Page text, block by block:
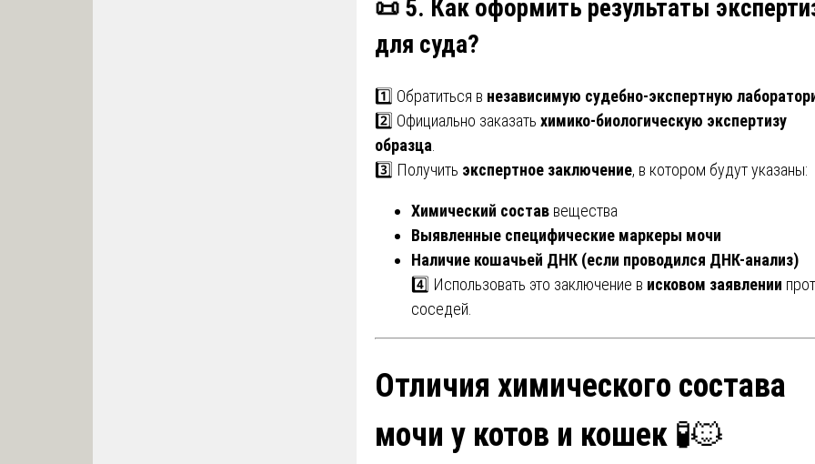
📜 5. Как оформить результаты
для суда?
1️⃣ Обратиться в независимую судебно-экспертную
2️⃣ Официально заказать химико-биологическую экспертизу
образца
3️⃣ Получить экспертное заключение, в котором будут указаны:
Химический состав вещества
Выявленные специфические маркеры мочи
Наличие кошачьей ДНК (если проводился ДНК-анализ)
4️⃣ Использовать это заключение в исковом заявлении
соседей.
Отличия химического состава
мочи у котов и кошек 🧪🐱